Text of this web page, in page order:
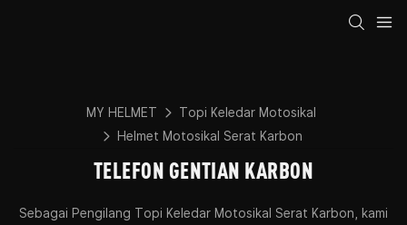
MY HELMET
Topi Keledar Motosikal
Helmet Motosikal Serat Karbon
TELEFON GENTIAN KARBON
Sebagai Pengilang Topi Keledar Motosikal Serat Karbon, kami